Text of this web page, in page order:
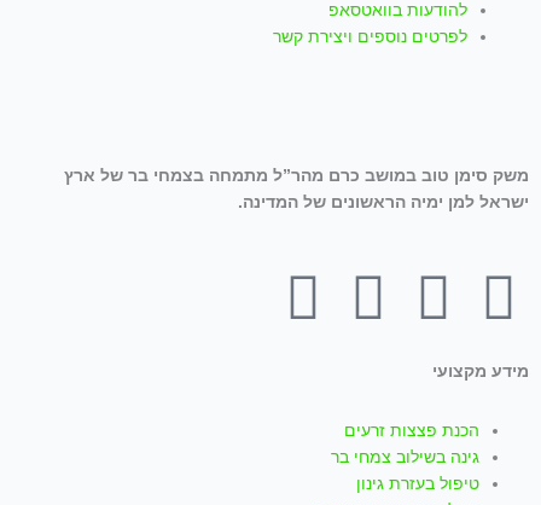
להודעות בוואטסאפ
לפרטים נוספים ויצירת קשר
משק סימן טוב במושב כרם מהר”ל מתמחה בצמחי בר של ארץ
ישראל למן ימיה הראשונים של המדינה.
F
a
c
e
Y
o
u
t
I
s
t
W
מידע מקצועי
הכנת פצצות זרעים
גינה בשילוב צמחי בר
טיפול בעזרת גינון